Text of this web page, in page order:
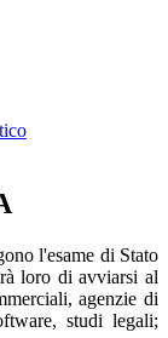
l'esame di Stato
loro di avviarsi al
agenzie di
studi legali;